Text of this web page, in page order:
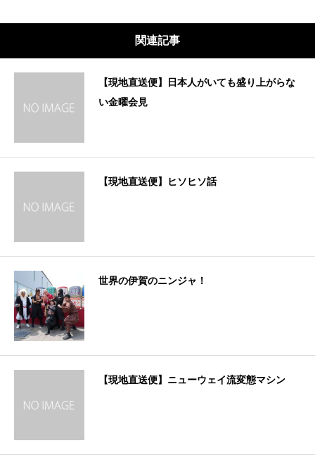
関連記事
【現地直送便】日本人がいても盛り上がらな
い金曜会見
【現地直送便】ヒソヒソ話
世界の伊賀のニンジャ！
【現地直送便】ニューウェイ流変態マシン